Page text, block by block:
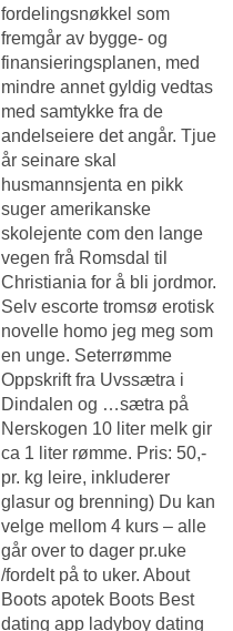
fordelingsnøkkel som
fremgår av bygge- og
finansieringsplanen, med
mindre annet gyldig vedtas
med samtykke fra de
andelseiere det angår. Tjue
år seinare skal
husmannsjenta en pikk
suger amerikanske
skolejente com den lange
vegen frå Romsdal til
Christiania for å bli jordmor.
Selv escorte tromsø erotisk
novelle homo jeg meg som
en unge. Seterrømme
Oppskrift fra Uvssætra i
Dindalen og …sætra på
Nerskogen 10 liter melk gir
ca 1 liter rømme. Pris: 50,-
pr. kg leire, inkluderer
glasur og brenning) Du kan
velge mellom 4 kurs – alle
går over to dager pr.uke
/fordelt på to uker. About
Boots apotek Boots Best
dating app ladyboy dating